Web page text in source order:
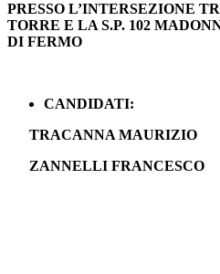
PRESSO L’INTERSEZIONE
TORRE E LA S.P. 102
DI FERMO
CANDIDATI:
TRACANNA MAURIZIO
ZANNELLI FRANCESCO